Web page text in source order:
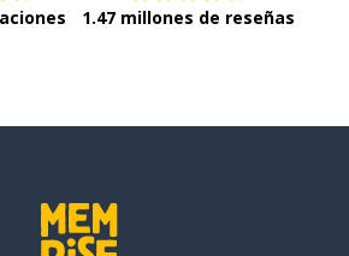
1.47 millones de reseñas